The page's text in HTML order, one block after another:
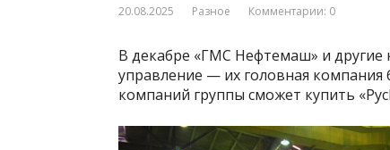
20.08.2025 Разное Комментарии: 0
В декабре «ГМС Нефтемаш» и
управление — их головная компания
компаний группы сможет купить